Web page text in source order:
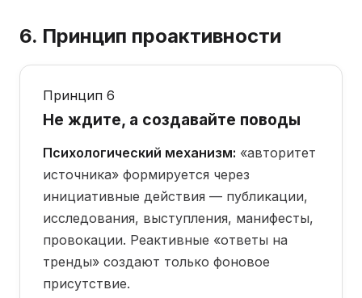
6. Принцип проактивности
Принцип 6
Не ждите, а создавайте поводы
Психологический механизм: «авторитет
источника» формируется через
инициативные действия — публикации,
исследования, выступления, манифесты,
провокации. Реактивные «ответы на
тренды» создают только фоновое
присутствие.